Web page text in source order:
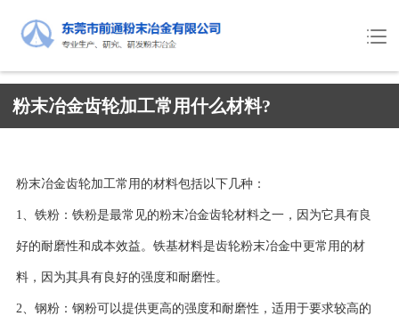
粉末冶金齿轮加工常用什么材料?
粉末冶金齿轮加工常用的材料包括以下几种：
1、铁粉：铁粉是最常见的粉末冶金齿轮材料之一，因为它具有良
好的耐磨性和成本效益。铁基材料是齿轮粉末冶金中更常用的材
料，因为其具有良好的强度和耐磨性。
2、钢粉：钢粉可以提供更高的强度和耐磨性，适用于要求较高的